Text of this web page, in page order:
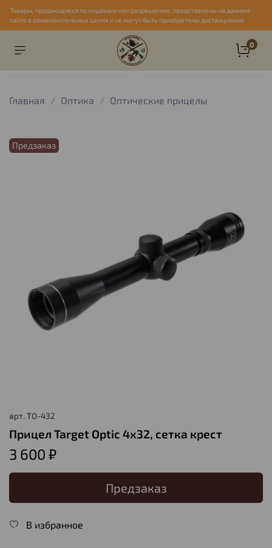
Товары, продающиеся по лицензии или разрешению, представлены на данном
сайте в ознакомительных целях и не могут быть приобретены дистанционно
0
Главная Оптика Оптические прицелы
Предзаказ
арт. TO-432
Прицел Target Optic 4х32, сетка крест
3 600 ₽
Предзаказ
В избранное